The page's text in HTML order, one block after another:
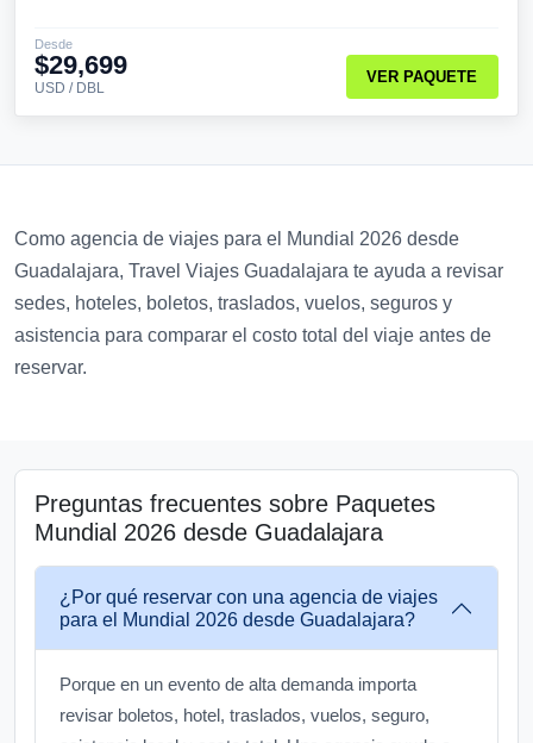
Desde
$29,699
USD / DBL
VER PAQUETE
Como agencia de viajes para el Mundial 2026 desde
Guadalajara, Travel Viajes Guadalajara te ayuda a revisar
sedes, hoteles, boletos, traslados, vuelos, seguros y
asistencia para comparar el costo total del viaje antes de
reservar.
Preguntas frecuentes sobre Paquetes
Mundial 2026 desde Guadalajara
¿Por qué reservar con una agencia de viajes
para el Mundial 2026 desde Guadalajara?
Porque en un evento de alta demanda importa
revisar boletos, hotel, traslados, vuelos, seguro,